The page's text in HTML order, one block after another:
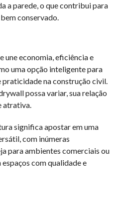
a parede, o que contribui para
conservado.
une economia, eficiência e
uma opção inteligente para
praticidade na construção civil.
possa variar, sua relação
atrativa.
significa apostar em uma
com inúmeras
para ambientes comerciais ou
com qualidade e